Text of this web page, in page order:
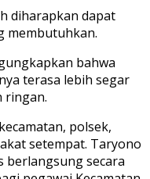
diharapkan dapat
membutuhkan.
bahwa
terasa lebih segar
ringan.
polsek,
setempat. Taryono
berlangsung secara